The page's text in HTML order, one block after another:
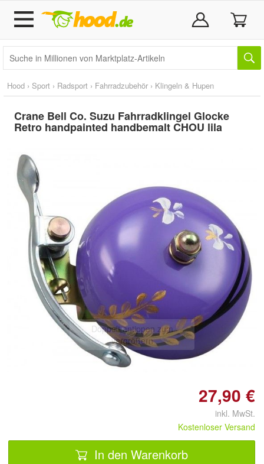
Hood › Sport › Radsport › Fahrradzubehör › Klingeln & Hupen
Crane Bell Co. Suzu Fahrradklingel Glocke
Retro handpainted handbemalt CHOU lila
Doppelt antippen zum
vergrößern
27,90 €
inkl. MwSt.
Kostenloser Versand
In den Warenkorb